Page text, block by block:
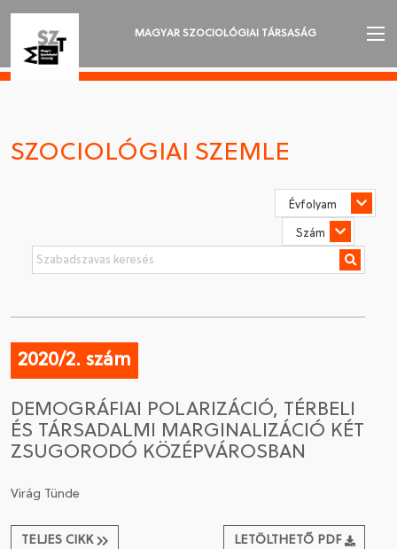
MAGYAR SZOCIOLÓGIAI TÁRSASÁG
SZOCIOLÓGIAI SZEMLE
CSATLAKOZÁS A TÁRSASÁGHOZ / MEGÚJÍTOM A
TAGSÁGOMAT
SZOCIOLÓGIAI SZEMLE
2020/2. szám
DEMOGRÁFIAI POLARIZÁCIÓ, TÉRBELI
ÉS TÁRSADALMI MARGINALIZÁCIÓ KÉT
ZSUGORODÓ KÖZÉPVÁROSBAN
Virág Tünde
TELJES CIKK LETÖLTHETŐ PDF